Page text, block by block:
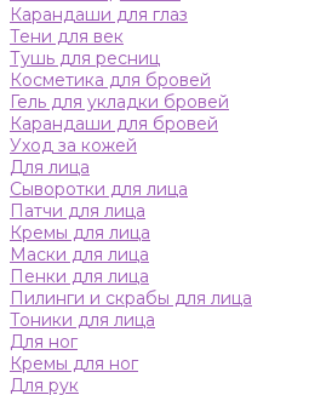
Карандаши для глаз
Тени для век
Тушь для ресниц
Косметика для бровей
Гель для укладки бровей
Карандаши для бровей
Уход за кожей
Для лица
Сыворотки для лица
Патчи для лица
Кремы для лица
Маски для лица
Пенки для лица
Пилинги и скрабы для лица
Тоники для лица
Для ног
Кремы для ног
Для рук